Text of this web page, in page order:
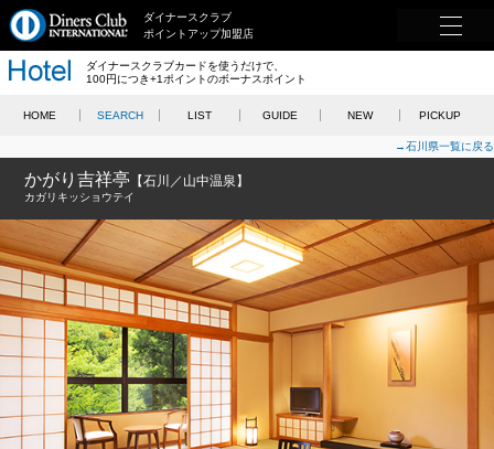
ダイナースクラブ
ポイントアップ加盟店
ダイナースクラブカードを使うだけで、
100円につき+1ポイントのボーナスポイント
HOME SEARCH LIST GUIDE NEW PICKUP
→石川県一覧に戻る
かがり吉祥亭 【石川／山中温泉】
カガリキッショウテイ